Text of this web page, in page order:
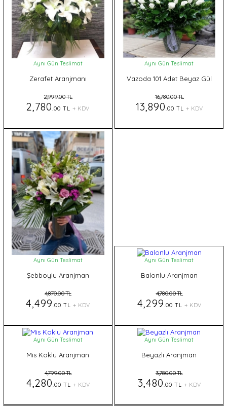
Aynı Gün Teslimat
Zerafet Aranjmanı
2,999.00 TL
2,780.00 TL+ KDV
Aynı Gün Teslimat
Vazoda 101 Adet Beyaz Gül
16,780.00 TL
13,890.00 TL + KDV
Aynı Gün Teslimat
Şebboylu Aranjman
4,870.00 TL
4,499.00 TL+ KDV
Aynı Gün Teslimat
Balonlu Aranjman
4,780.00 TL
4,299.00 TL + KDV
Aynı Gün Teslimat
Mis Koklu Aranjman
4,799.00 TL
4,280.00 TL + KDV
Aynı Gün Teslimat
Beyazlı Aranjman
3,780.00 TL
3,480.00 TL + KDV